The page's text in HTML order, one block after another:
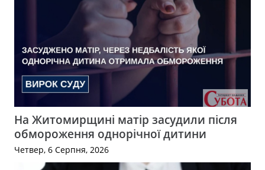
На Житомирщині матір засудили після
обмороження однорічної дитини
Четвер, 6 Серпня, 2026